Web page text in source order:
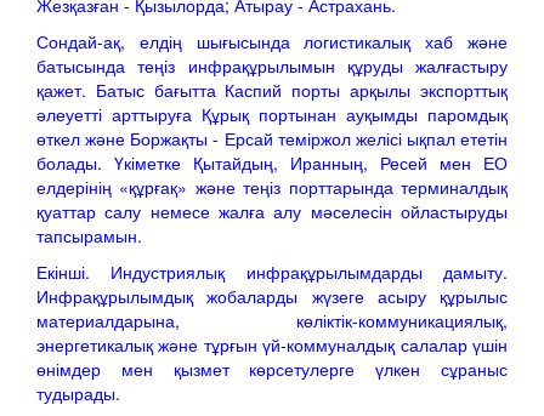
Жезқазған - Қызылорда; Атырау - Астрахань.
Сондай-ақ, елдің шығысында логистикалық хаб және
батысында теңіз инфрақұрылымын құруды жалғастыру
қажет. Батыс бағытта Каспий порты арқылы экспорттық
әлеуетті арттыруға Құрық портынан ауқымды паромдық
өткел және Боржақты - Ерсай теміржол желісі ықпал ететін
болады. Үкіметке Қытайдың, Иранның, Ресей мен ЕО
елдерінің «құрғақ» және теңіз порттарында терминалдық
қуаттар салу немесе жалға алу мәселесін ойластыруды
тапсырамын.
Екінші. Индустриялық инфрақұрылымдарды дамыту.
Инфрақұрылымдық жобаларды жүзеге асыру құрылыс
материалдарына, көліктік-коммуникациялық,
энергетикалық және тұрғын үй-коммуналдық салалар үшін
өнімдер мен қызмет көрсетулерге үлкен сұраныс
тудырады.